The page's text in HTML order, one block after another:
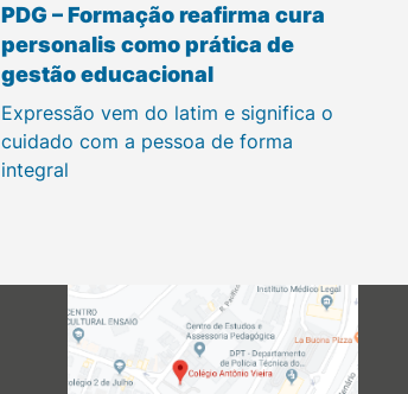
PDG – Formação reafirma cura
personalis como prática de
gestão educacional
Expressão vem do latim e significa o
cuidado com a pessoa de forma
integral